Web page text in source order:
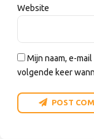
Website
Mijn naam, e-
volgende keer
POST